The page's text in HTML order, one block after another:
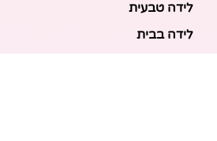
לידה טבעית
לידה בבית